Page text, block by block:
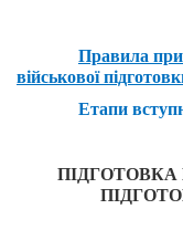
Правила
військової
Етапи